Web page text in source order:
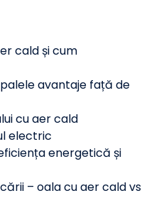
cald și cum
avantaje față de
cu aer cald
electric
energetică și
– oala cu aer cald vs